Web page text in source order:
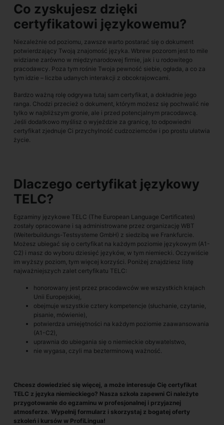
Co zyskujesz dzięki
certyfikatowi językowemu?
Niezależnie od poziomu, zawsze warto postarać się o dokument
potwierdzający Twoją znajomość języka. Wbrew pozorom jest to mile
widziane zarówno w międzynarodowej firmie, jak i u rodowitego
pracodawcy. Poza tym rośnie Twoja pewność siebie, ogłada, a co za
tym idzie – liczba udanych interakcji z obcokrajowcami.
Bardzo ważną rolę odgrywa tutaj sam certyfikat, a dokładnie jego
ranga. Chodzi przecież o dokument, którym możesz się pochwalić nie
tylko w najbliższym gronie, ale i przed potencjalnym pracodawcą.
Jeśli dodatkowo myślisz o wyjeździe za granicę, to odpowiedni
certyfikat zjednuje Ci przychylność cudzoziemców i po prostu ułatwia
życie.
Dlaczego certyfikat językowy
TELC?
Egzaminy językowe TELC (The European Language Certificates)
zostały opracowane i są administrowane przez organizację WBT
(Weiterbuildungs-Testsysteme GmbH) z siedzibą we Frankfurcie.
Możesz ubiegać się o certyfikat na każdym poziomie językowym (A1-
C2) i masz do wyboru dziesięć języków, w tym niemiecki. Oczywiście
im wyższy poziom, tym więcej korzyści. Poniżej znajdziesz listę
najważniejszych zalet certyfikatu TELC:
honorowany jest przez pracodawców we wszystkich krajach
Unii Europejskiej,
obejmuje wszystkie cztery kompetencje (słuchanie, czytanie,
pisanie, mówienie),
potwierdza umiejętności na każdym poziomie zaawansowania
(A1-C2),
uprawnia do ubiegania się o niemieckie obywatelstwo,
nie wygasa, czyli ma bezterminową ważność.
Chcesz dowiedzieć się więcej, a może interesuje Cię certyfikat
TELC z języka niemieckiego? Nasza szkoła zapewni Ci należyte
przygotowanie do egzaminu w profesjonalnej i przyjaznej
atmosferze. Wypełnij formularz i skorzystaj z bogatej oferty
szkoleń i kursów w ProfiLingua!